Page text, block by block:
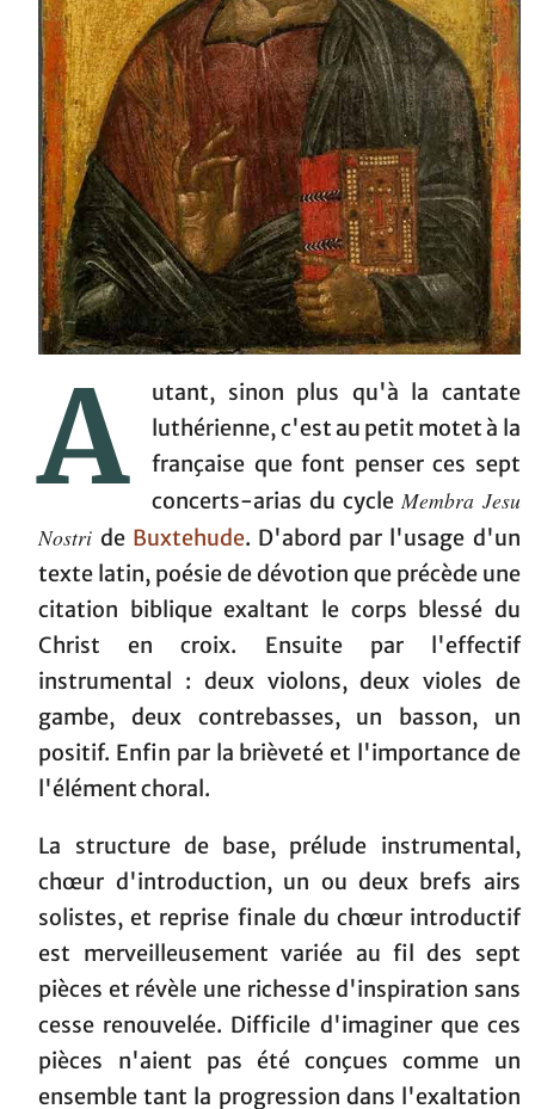
A
utant, sinon plus qu'à la cantate
luthérienne, c'est au petit motet à la
française que font penser ces sept
concerts-arias du cycleMembra Jesu
Nostri de Buxtehude. D'abord par l'usage d'un
texte latin, poésie de dévotion que précède une
citation biblique exaltant le corps blessé du
Christ en croix. Ensuite par l'effectif
instrumental : deux violons, deux violes de
gambe, deux contrebasses, un basson, un
positif. Enfin par la brièveté et l'importance de
l'élément choral.
La structure de base, prélude instrumental,
chœur d'introduction, un ou deux brefs airs
solistes, et reprise finale du chœur introductif
est merveilleusement variée au fil des sept
pièces et révèle une richesse d'inspiration sans
cesse renouvelée. Difficile d'imaginer que ces
pièces n'aient pas été conçues comme un
ensemble tant la progression dans l'exaltation